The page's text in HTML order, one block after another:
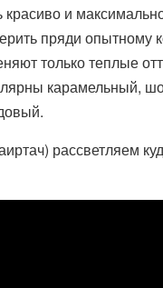
красиво и
пряди опытному
только теплые
карамельный,
рассветляем